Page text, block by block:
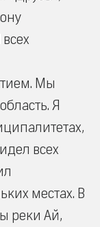
Мы
Я
всех
местах. В
реки Ай,